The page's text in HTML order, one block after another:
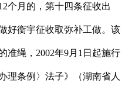
个月的，第十四条征收出
好衡宇征收取弥补工做。该
准绳，2002年9月1日起施行
理条例〉法子》（湖南省人